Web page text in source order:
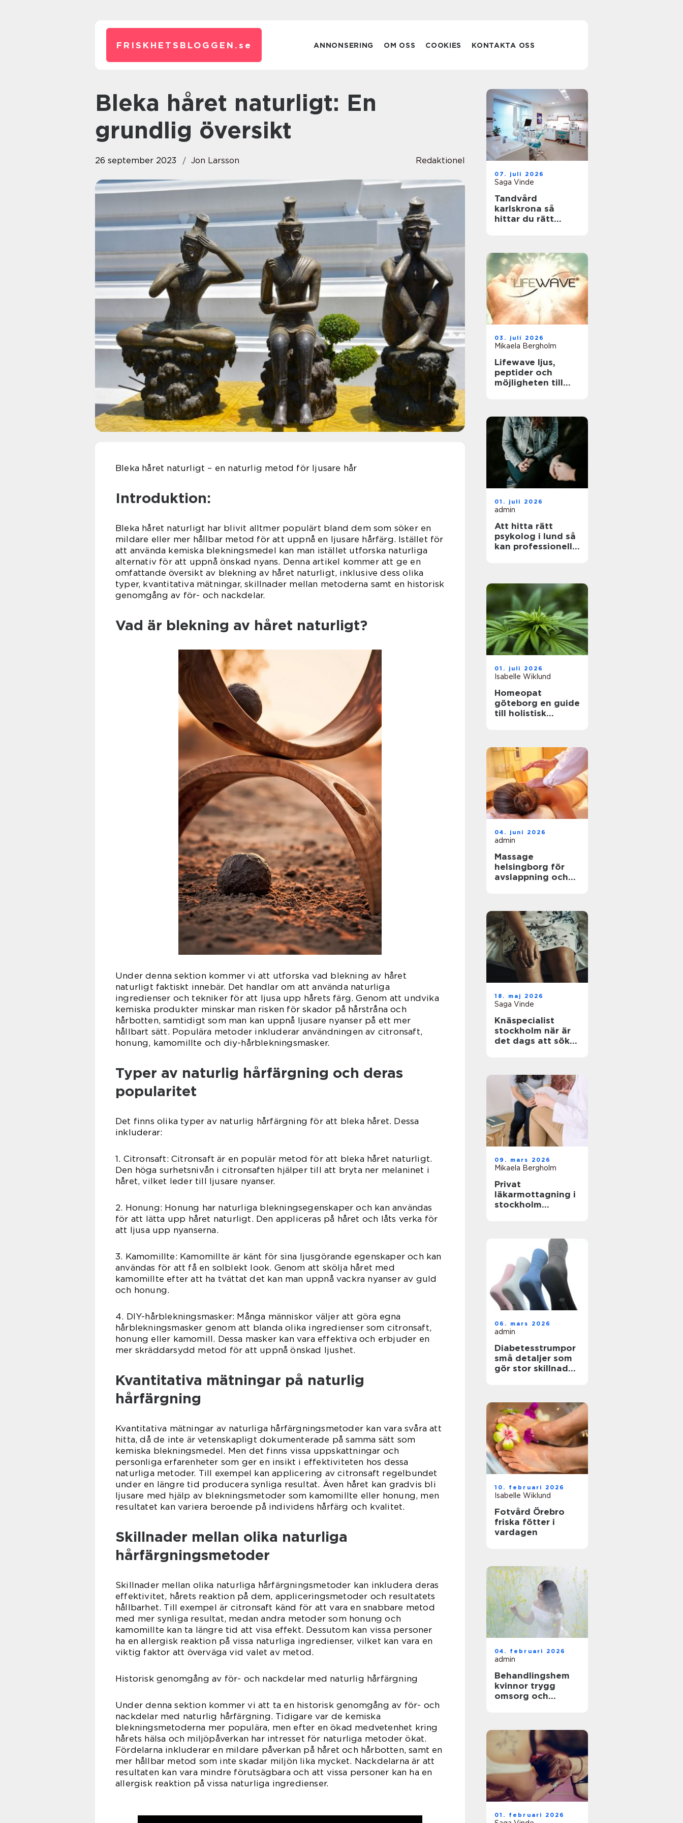
FRISKHETSBLOGGEN. se ANNONSERING OM OSS COOKIES KONTAKTA OSS
Bleka håret naturligt: En
grundlig översikt
26 september 2023 Jon Larsson Redaktionel
Bleka håret naturligt – en naturlig metod för ljusare hår
Introduktion:
Bleka håret naturligt har blivit alltmer populärt bland dem som söker en
mildare eller mer hållbar metod för att uppnå en ljusare hårfärg. Istället för
att använda kemiska blekningsmedel kan man istället utforska naturliga
alternativ för att uppnå önskad nyans. Denna artikel kommer att ge en
omfattande översikt av blekning av håret naturligt, inklusive dess olika
typer, kvantitativa mätningar, skillnader mellan metoderna samt en historisk
genomgång av för- och nackdelar.
Vad är blekning av håret naturligt?
Under denna sektion kommer vi att utforska vad blekning av håret
naturligt faktiskt innebär. Det handlar om att använda naturliga
ingredienser och tekniker för att ljusa upp hårets färg. Genom att undvika
kemiska produkter minskar man risken för skador på hårstråna och
hårbotten, samtidigt som man kan uppnå ljusare nyanser på ett mer
hållbart sätt. Populära metoder inkluderar användningen av citronsaft,
honung, kamomillte och diy-hårblekningsmasker.
Typer av naturlig hårfärgning och deras
popularitet
Det finns olika typer av naturlig hårfärgning för att bleka håret. Dessa
inkluderar:
1. Citronsaft: Citronsaft är en populär metod för att bleka håret naturligt.
Den höga surhetsnivån i citronsaften hjälper till att bryta ner melaninet i
håret, vilket leder till ljusare nyanser.
2. Honung: Honung har naturliga blekningsegenskaper och kan användas
för att lätta upp håret naturligt. Den appliceras på håret och låts verka för
att ljusa upp nyanserna.
3. Kamomillte: Kamomillte är känt för sina ljusgörande egenskaper och kan
användas för att få en solblekt look. Genom att skölja håret med
kamomillte efter att ha tvättat det kan man uppnå vackra nyanser av guld
och honung.
4. DIY-hårblekningsmasker: Många människor väljer att göra egna
hårblekningsmasker genom att blanda olika ingredienser som citronsaft,
honung eller kamomill. Dessa masker kan vara effektiva och erbjuder en
mer skräddarsydd metod för att uppnå önskad ljushet.
Kvantitativa mätningar på naturlig
hårfärgning
Kvantitativa mätningar av naturliga hårfärgningsmetoder kan vara svåra att
hitta, då de inte är vetenskapligt dokumenterade på samma sätt som
kemiska blekningsmedel. Men det finns vissa uppskattningar och
personliga erfarenheter som ger en insikt i effektiviteten hos dessa
naturliga metoder. Till exempel kan applicering av citronsaft regelbundet
under en längre tid producera synliga resultat. Även håret kan gradvis bli
ljusare med hjälp av blekningsmetoder som kamomillte eller honung, men
resultatet kan variera beroende på individens hårfärg och kvalitet.
Skillnader mellan olika naturliga
hårfärgningsmetoder
Skillnader mellan olika naturliga hårfärgningsmetoder kan inkludera deras
effektivitet, hårets reaktion på dem, appliceringsmetoder och resultatets
hållbarhet. Till exempel är citronsaft känd för att vara en snabbare metod
med mer synliga resultat, medan andra metoder som honung och
kamomillte kan ta längre tid att visa effekt. Dessutom kan vissa personer
ha en allergisk reaktion på vissa naturliga ingredienser, vilket kan vara en
viktig faktor att överväga vid valet av metod.
Historisk genomgång av för- och nackdelar med naturlig hårfärgning
Under denna sektion kommer vi att ta en historisk genomgång av för- och
nackdelar med naturlig hårfärgning. Tidigare var de kemiska
blekningsmetoderna mer populära, men efter en ökad medvetenhet kring
hårets hälsa och miljöpåverkan har intresset för naturliga metoder ökat.
Fördelarna inkluderar en mildare påverkan på håret och hårbotten, samt en
mer hållbar metod som inte skadar miljön lika mycket. Nackdelarna är att
resultaten kan vara mindre förutsägbara och att vissa personer kan ha en
allergisk reaktion på vissa naturliga ingredienser.
07. juli 2026
Saga Vinde
Tandvård
karlskrona så
hittar du rätt
03. juli 2026
Mikaela Bergholm
Lifewave ljus,
peptider och
möjligheten till
01. juli 2026
admin
Att hitta rätt
psykolog i lund så
kan professionell
01. juli 2026
Isabelle Wiklund
Homeopat
göteborg en guide
till holistisk
04. juni 2026
admin
Massage
helsingborg för
avslappning och
18. maj 2026
Saga Vinde
Knäspecialist
stockholm när är
det dags att söka
09. mars 2026
Mikaela Bergholm
Privat
läkarmottagning i
stockholm
06. mars 2026
admin
Diabetesstrumpor
små detaljer som
gör stor skillnad
10. februari 2026
Isabelle Wiklund
Fotvård Örebro
friska fötter i
vardagen
04. februari 2026
admin
Behandlingshem
kvinnor trygg
omsorg och
01. februari 2026